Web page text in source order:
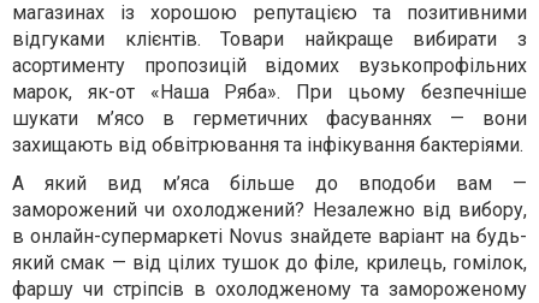
магазинах із хорошою репутацією та позитивними
відгуками клієнтів. Товари найкраще вибирати з
асортименту пропозицій відомих вузькопрофільних
марок, як-от «Наша Ряба». При цьому безпечніше
шукати м’ясо в герметичних фасуваннях — вони
захищають від обвітрювання та інфікування бактеріями.
А який вид м’яса більше до вподоби вам —
заморожений чи охолоджений? Незалежно від вибору,
в онлайн-супермаркеті Novus знайдете варіант на будь-
який смак — від цілих тушок до філе, крилець, гомілок,
фаршу чи стріпсів в охолодженому та замороженому